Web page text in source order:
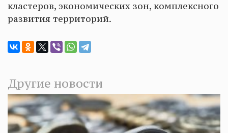
кластеров, экономических зон, комплексного
развития территорий.
Другие новости